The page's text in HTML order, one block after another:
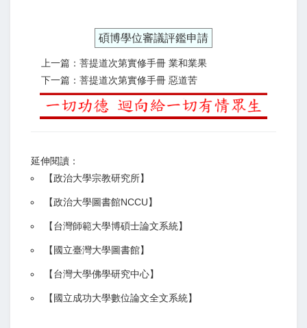
碩博學位審議評鑑申請
上一篇：菩提道次第實修手冊 業和業果
下一篇：菩提道次第實修手冊 惡道苦
延伸閱讀：
【政治大學宗教研究所】
【政治大學圖書館NCCU】
【台灣師範大學博碩士論文系統】
【 國立臺灣大學圖書館】
【台灣大學佛學研究中心】
【 國立成功大學數位論文全文系統】